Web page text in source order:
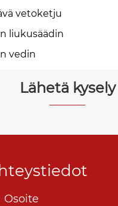
vetoketju
liukusäädin
vedin
Lähetä kysely
Osoite